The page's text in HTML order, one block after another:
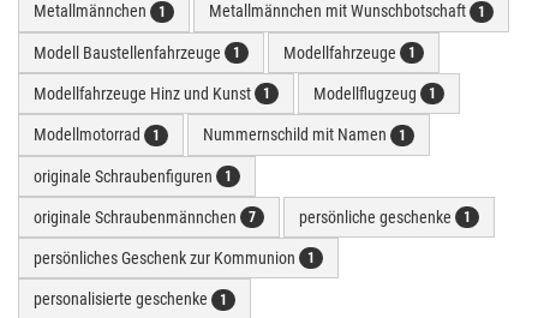
Metallmännchen 1 Metallmännchen mit Wunschbotschaft 1
Modell Baustellenfahrzeuge 1 Modellfahrzeuge 1
Modellfahrzeuge Hinz und Kunst 1 Modellflugzeug 1
Modellmotorrad 1 Nummernschild mit Namen 1
originale Schraubenfiguren 1
originale Schraubenmännchen 7 persönliche geschenke 1
persönliches Geschenk zur Kommunion 1
personalisierte geschenke 1